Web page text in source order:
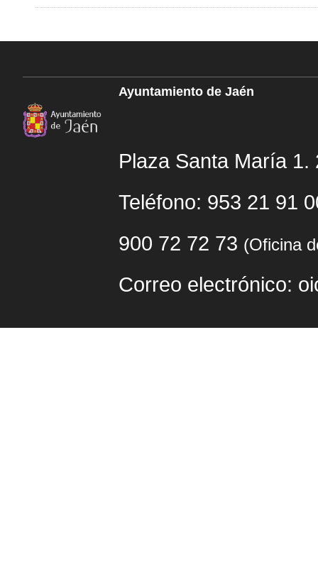
Ayuntamiento de Jaén
Plaza Santa María
Teléfono: 953 21 91
900 72 72 73 (Oficina
Correo electrónico: